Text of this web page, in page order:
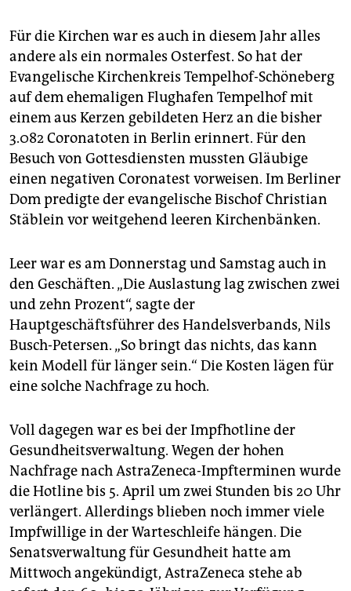
Für die Kirchen war es auch in diesem Jahr alles
andere als ein normales Osterfest. So hat der
Evangelische Kirchenkreis Tempelhof-Schöneberg
auf dem ehemaligen Flughafen Tempelhof mit
einem aus Kerzen gebildeten Herz an die bisher
3.082 Coronatoten in Berlin erinnert. Für den
Besuch von Gottesdiensten mussten Gläubige
einen negativen Coronatest vorweisen. Im Berliner
Dom predigte der evangelische Bischof Christian
Stäblein vor weitgehend leeren Kirchenbänken.
Leer war es am Donnerstag und Samstag auch in
den Geschäften. „Die Auslastung lag zwischen zwei
und zehn Prozent“, sagte der
Hauptgeschäftsführer des Handelsverbands, Nils
Busch-Petersen. „So bringt das nichts, das kann
kein Modell für länger sein.“ Die Kosten lägen für
eine solche Nachfrage zu hoch.
Voll dagegen war es bei der Impfhotline der
Gesundheitsverwaltung. Wegen der hohen
Nachfrage nach AstraZeneca-Impfterminen wurde
die Hotline bis 5. April um zwei Stunden bis 20 Uhr
verlängert. Allerdings blieben noch immer viele
Impfwillige in der Warteschleife hängen. Die
Senatsverwaltung für Gesundheit hatte am
Mittwoch angekündigt, AstraZeneca stehe ab